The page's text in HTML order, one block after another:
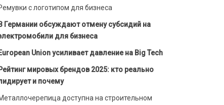
с логотипом для бизнеса
В Германии обсуждают отмену субсидий на
для бизнеса
European Union усиливает давление на Big Tech
Рейтинг мировых брендов 2025: кто реально
и почему
доступна на строительном